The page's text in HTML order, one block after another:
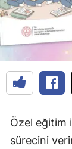
Özel eğitim
sürecini